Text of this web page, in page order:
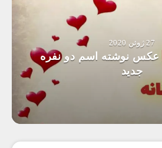
27 ژوئن 2020
عکس نوشته اسم دو نفره
جدید